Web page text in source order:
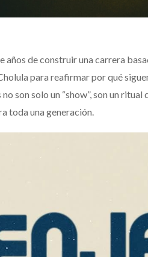
años de construir una carrera
para reafirmar por qué
son solo un “show”, son un
toda una generación.